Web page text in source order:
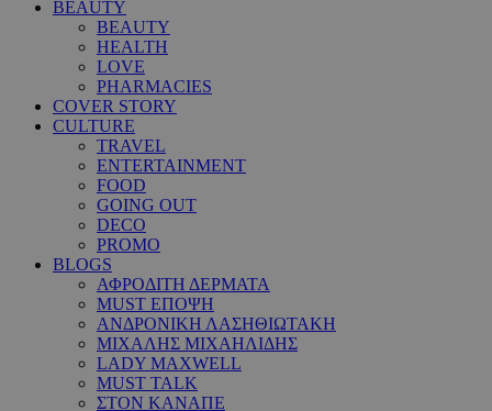
BEAUTY
BEAUTY
HEALTH
LOVE
PHARMACIES
COVER STORY
CULTURE
TRAVEL
ENTERTAINMENT
FOOD
GOING OUT
DECO
PROMO
BLOGS
ΑΦΡΟΔΙΤΗ ΔΕΡΜΑΤΑ
MUST ΕΠΟΨΗ
ΑΝΔΡΟΝΙΚΗ ΛΑΣΗΘΙΩΤΑΚΗ
ΜΙΧΑΛΗΣ ΜΙΧΑΗΛΙΔΗΣ
LADY MAXWELL
MUST TALK
ΣΤΟΝ ΚΑΝΑΠΕ